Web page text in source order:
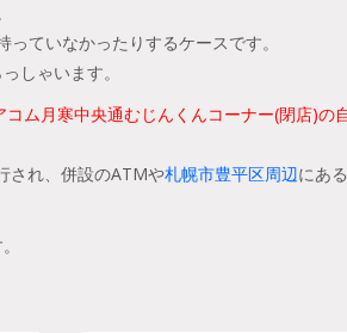
ていなかったりするケースです。
しゃいます。
コム月寒中央通むじんくんコーナー(閉店)の
され、併設のATMや札幌市豊平区周辺にあ